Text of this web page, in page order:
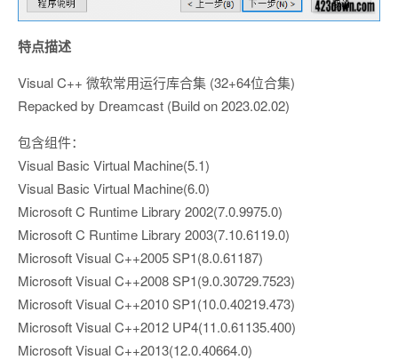
特点描述
Visual C++ 微软常用运行库合集 (32+64位合集)
Repacked by Dreamcast (Build on 2023.02.02)
包含组件：
Visual Basic Virtual Machine(5.1)
Visual Basic Virtual Machine(6.0)
Microsoft C Runtime Library 2002(7.0.9975.0)
Microsoft C Runtime Library 2003(7.10.6119.0)
Microsoft Visual C++2005 SP1(8.0.61187)
Microsoft Visual C++2008 SP1(9.0.30729.7523)
Microsoft Visual C++2010 SP1(10.0.40219.473)
Microsoft Visual C++2012 UP4(11.0.61135.400)
Microsoft Visual C++2013(12.0.40664.0)